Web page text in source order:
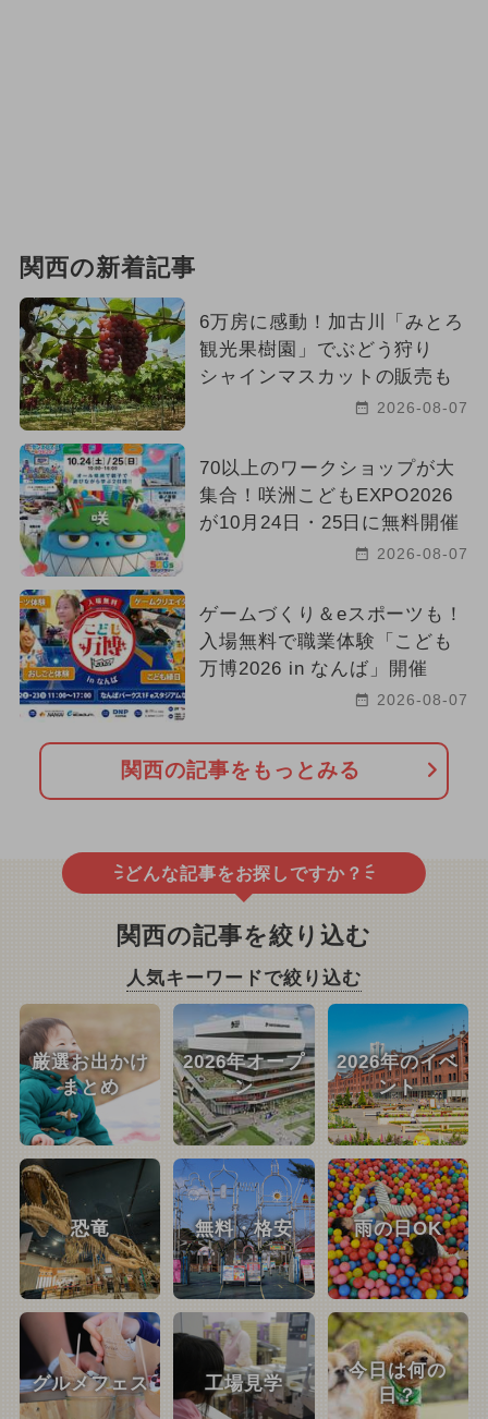
関西の新着記事
6万房に感動！加古川「みとろ
観光果樹園」でぶどう狩り
シャインマスカットの販売も
2026-08-07
70以上のワークショップが大
集合！咲洲こどもEXPO2026
が10月24日・25日に無料開催
2026-08-07
ゲームづくり＆eスポーツも！
入場無料で職業体験「こども
万博2026 in なんば」開催
2026-08-07
関西の記事をもっとみる
どんな記事をお探しですか？
関西の記事を絞り込む
人気キーワードで絞り込む
厳選お出かけ
まとめ
2026年オープ
ン
2026年のイベ
ント
恐竜 無料・格安 雨の日OK
グルメフェス 工場見学
今日は何の
日？